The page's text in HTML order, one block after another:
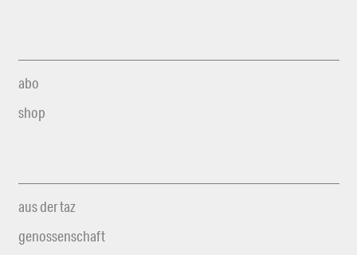
abo
shop
aus der taz
genossenschaft